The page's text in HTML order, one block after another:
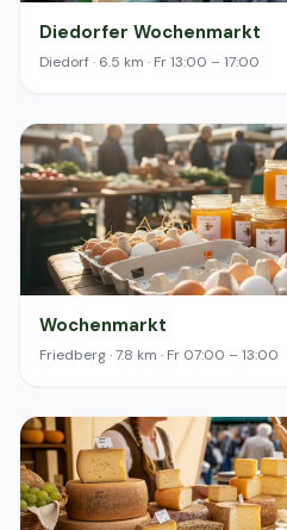
Diedorfer Wochenmarkt
Diedorf · 6.5 km · Fr 13:00 – 17:00
Wochenmarkt
Friedberg · 7.8 km · Fr 07:00 – 13:00